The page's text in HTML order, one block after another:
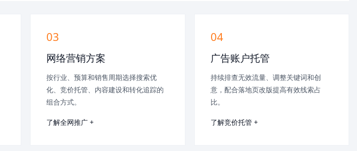
03
网络营销方案
按行业、预算和销售周期选择搜索优
化、竞价托管、内容建设和转化追踪的
组合方式。
了解全网推广 +
04
广告账户托管
持续排查无效流量、调整关键词和创
意，配合落地页改版提高有效线索占
比。
了解竞价托管 +